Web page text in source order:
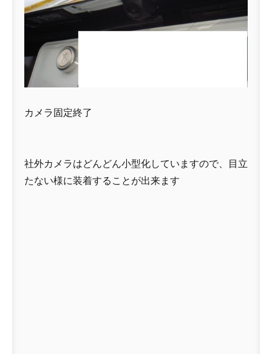
カメラ固定終了
社外カメラはどんどん小型化していますので、目立
たない様に装着することが出来ます